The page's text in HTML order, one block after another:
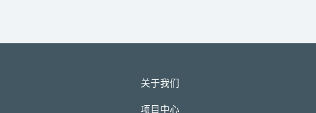
关于我们
项目中心